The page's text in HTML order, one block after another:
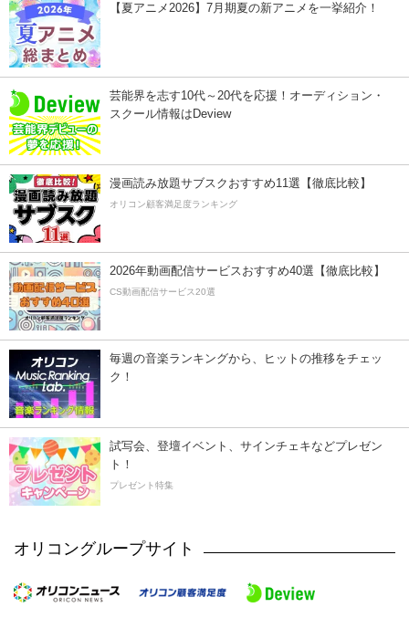
【夏アニメ2026】7月期夏の新アニメを一挙紹介！
芸能界を志す10代～20代を応援！オーディション・
スクール情報はDeview
漫画読み放題サブスクおすすめ11選【徹底比較】
オリコン顧客満足度ランキング
2026年動画配信サービスおすすめ40選【徹底比較】
CS動画配信サービス20選
毎週の音楽ランキングから、ヒットの推移をチェッ
ク！
試写会、登壇イベント、サインチェキなどプレゼン
ト！
プレゼント特集
オリコングループサイト